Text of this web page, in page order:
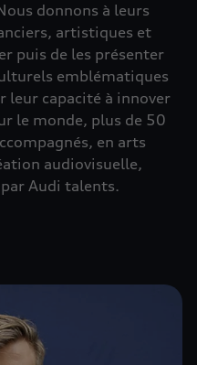
donnons à leurs
artistiques et
puis de les présenter
emblématiques
leur capacité à innover
le monde, plus de 50
en arts
audiovisuelle,
Audi talents.